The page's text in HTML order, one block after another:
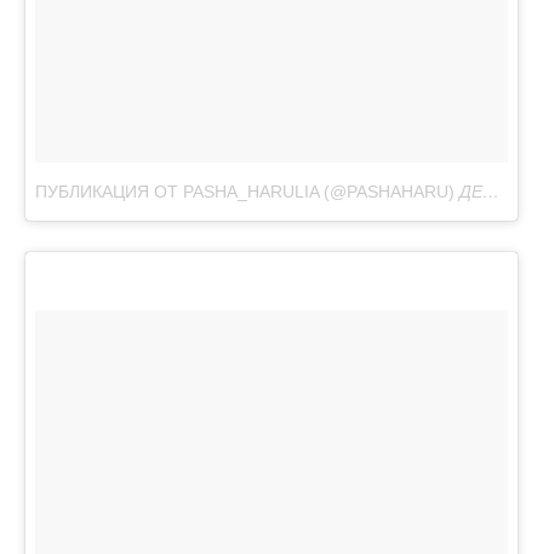
ПУБЛИКАЦИЯ ОТ PASHA_HARULIA (@PASHAHARU) ДЕК 6, 2017 AT 12:53 PST